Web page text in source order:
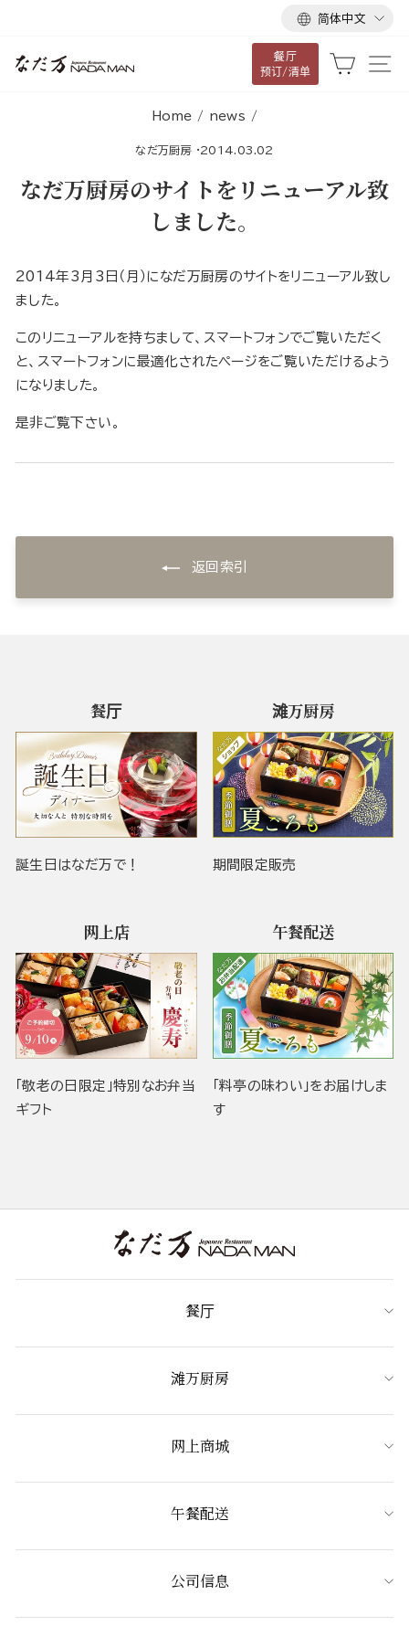
语
言
简体中文
餐厅
预订/清单
大车
Home / news /
なだ万厨房 ·2014.03.02
なだ万厨房のサイトをリニューアル致
しました。
2014年3月3日（月）になだ万厨房のサイトをリニューアル致し
ました。
このリニューアルを持ちまして、スマートフォンでご覧いただく
と、スマートフォンに最適化されたページをご覧いただけるよう
になりました。
是非ご覧下さい。
返回索引
餐厅
誕生日はなだ万で！
滩万厨房
期間限定販売
网上店
「敬老の日限定」特別なお弁当
ギフト
午餐配送
「料亭の味わい」をお届けしま
す
餐厅
滩万厨房
网上商城
午餐配送
公司信息